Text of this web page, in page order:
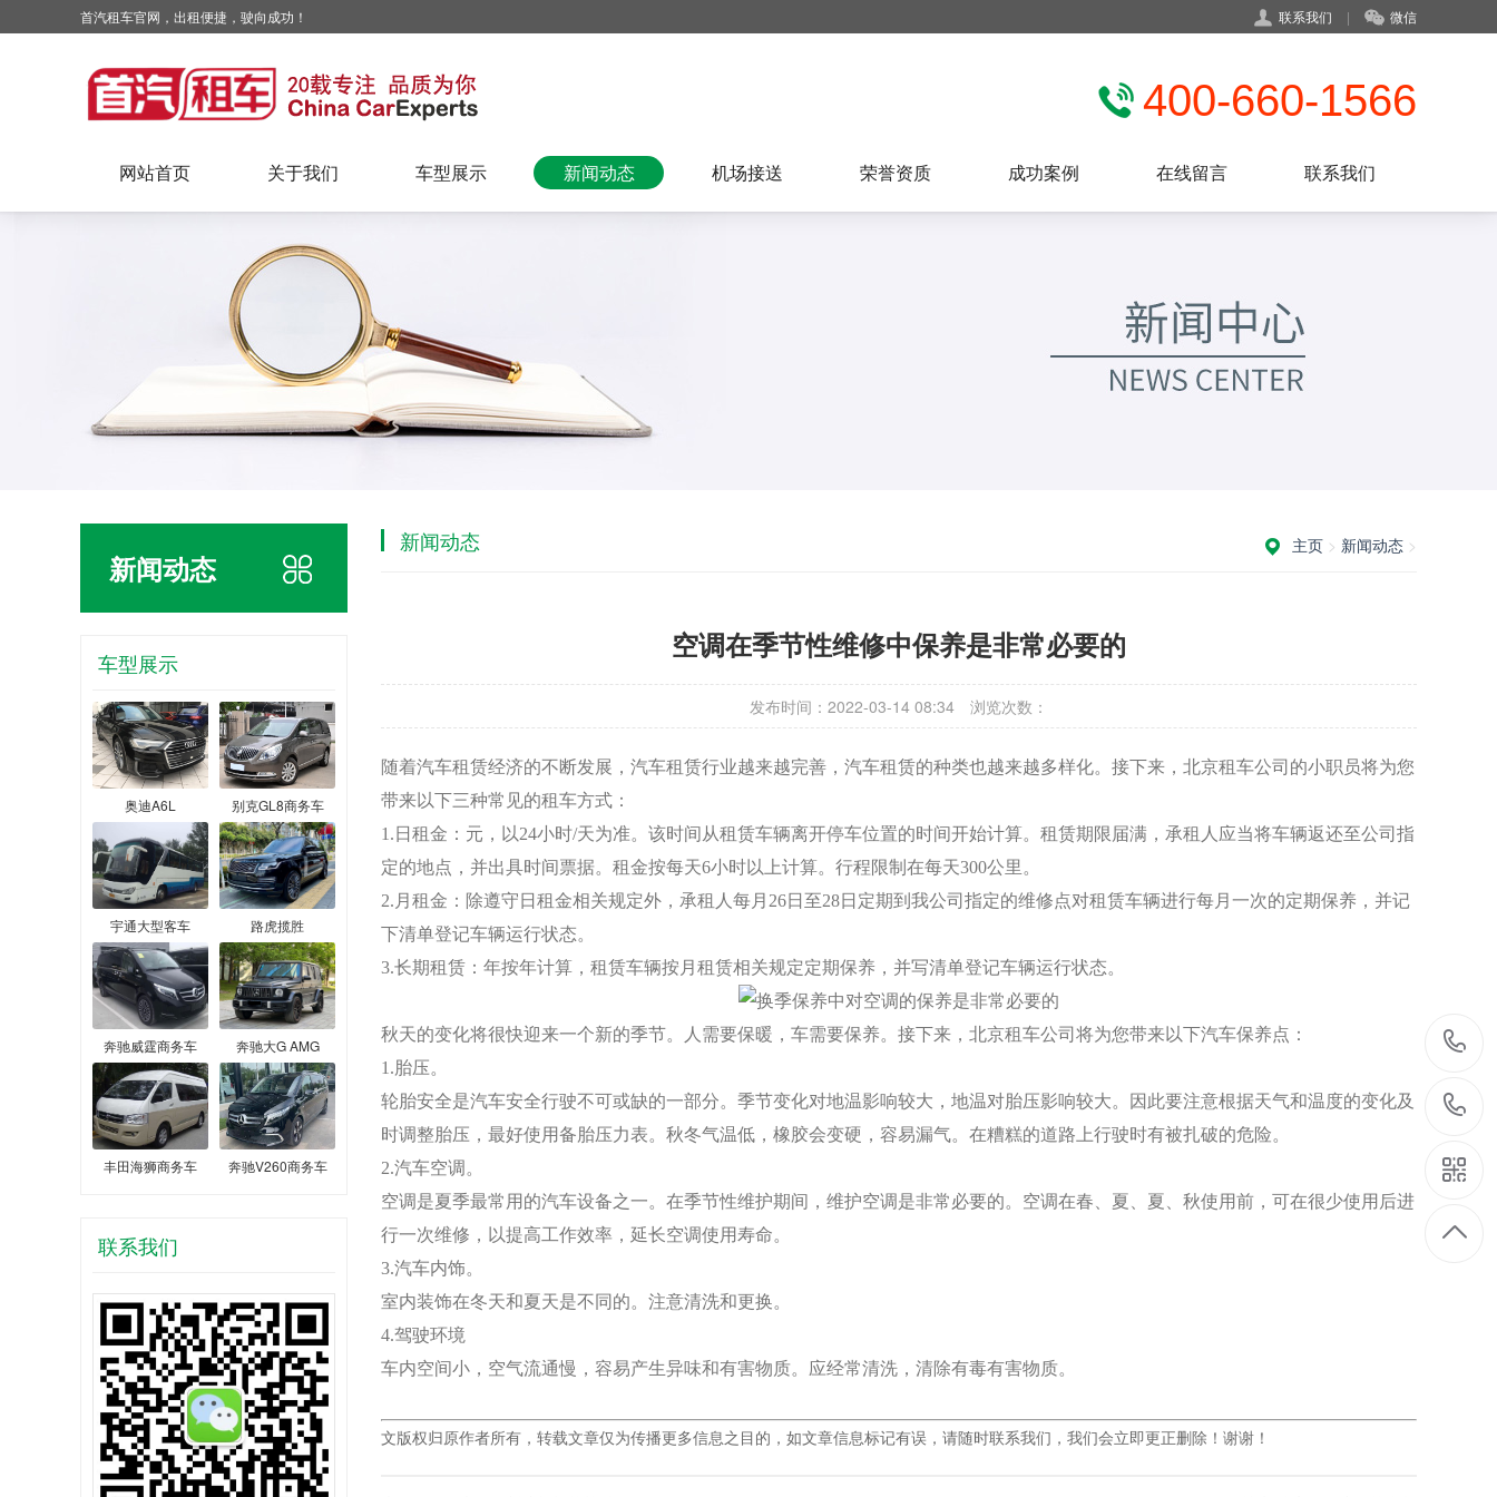
联系我们 | 微信
首汽租车官网，出租便捷，驶向成功！
400-660-1566
网站首页 关于我们 车型展示 新闻动态 机场接送 荣誉资质 成功案例 在线留言 联系我们
新闻动态
车型展示
奥迪A6L 别克GL8商务车
宇通大型客车 路虎揽胜
奔驰威霆商务车 奔驰大G AMG
丰田海狮商务车 奔驰V260商务车
联系我们
主页 > 新闻动态 >
新闻动态
空调在季节性维修中保养是非常必要的
发布时间：2022-03-14 08:34 浏览次数：
随着汽车租赁经济的不断发展，汽车租赁行业越来越完善，汽车租赁的种类也越来越多样化。接下来，北京租车公司的小职员将为您
带来以下三种常见的租车方式：
1.日租金：元，以24小时/天为准。该时间从租赁车辆离开停车位置的时间开始计算。租赁期限届满，承租人应当将车辆返还至公司指
定的地点，并出具时间票据。租金按每天6小时以上计算。行程限制在每天300公里。
2.月租金：除遵守日租金相关规定外，承租人每月26日至28日定期到我公司指定的维修点对租赁车辆进行每月一次的定期保养，并记
下清单登记车辆运行状态。
3.长期租赁：年按年计算，租赁车辆按月租赁相关规定定期保养，并写清单登记车辆运行状态。
秋天的变化将很快迎来一个新的季节。人需要保暖，车需要保养。接下来，北京租车公司将为您带来以下汽车保养点：
1.胎压。
轮胎安全是汽车安全行驶不可或缺的一部分。季节变化对地温影响较大，地温对胎压影响较大。因此要注意根据天气和温度的变化及
时调整胎压，最好使用备胎压力表。秋冬气温低，橡胶会变硬，容易漏气。在糟糕的道路上行驶时有被扎破的危险。
2.汽车空调。
空调是夏季最常用的汽车设备之一。在季节性维护期间，维护空调是非常必要的。空调在春、夏、夏、秋使用前，可在很少使用后进
行一次维修，以提高工作效率，延长空调使用寿命。
3.汽车内饰。
室内装饰在冬天和夏天是不同的。注意清洗和更换。
4.驾驶环境
车内空间小，空气流通慢，容易产生异味和有害物质。应经常清洗，清除有毒有害物质。
文版权归原作者所有，转载文章仅为传播更多信息之目的，如文章信息标记有误，请随时联系我们，我们会立即更正删除！谢谢！